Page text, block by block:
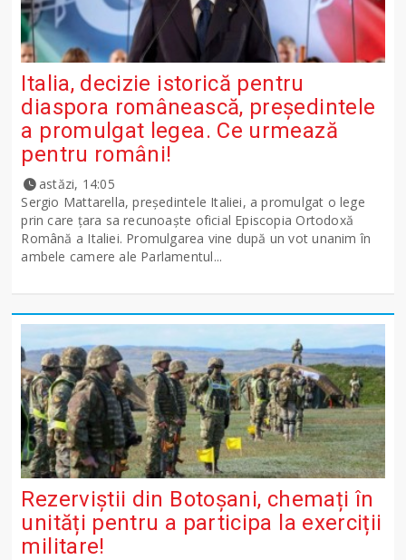
Italia, decizie istorică pentru
diaspora românească, președintele
a promulgat legea. Ce urmează
pentru români!
astăzi, 14:05
Sergio Mattarella, președintele Italiei, a promulgat o lege
prin care țara sa recunoaște oficial Episcopia Ortodoxă
Română a Italiei. Promulgarea vine după un vot unanim în
ambele camere ale Parlamentul...
Rezerviștii din Botoșani, chemați în
unități pentru a participa la exerciții
militare!